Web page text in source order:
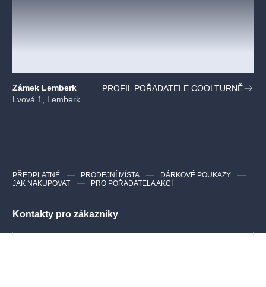
Zámek Lemberk
Lvová 1, Lemberk
PROFIL POŘADATELE COOLTURNĚ
Kontakty pro zákazníky
PŘEDPLATNÉ PRODEJNÍ MÍSTA
DÁRKOVÉ POUKAZY
JAK NAKUPOVAT
PRO POŘADATELA AKCÍ